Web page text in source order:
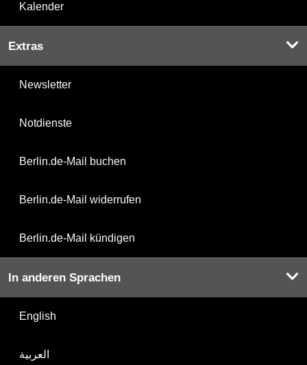
Kalender
Extras
Newsletter
Notdienste
Berlin.de-Mail buchen
Berlin.de-Mail widerrufen
Berlin.de-Mail kündigen
In anderen Sprachen
English
العربية